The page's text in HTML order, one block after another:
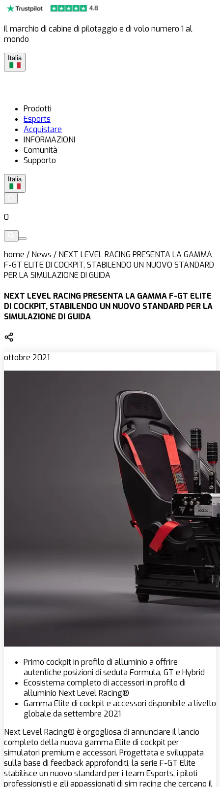
Il marchio di cabine di pilotaggio e di volo numero 1 al
mondo
Italia
Prodotti
Esports
Acquistare
INFORMAZIONI
Comunità
Supporto
Italia
0
home / News / NEXT LEVEL RACING PRESENTA LA GAMMA
F-GT ELITE DI COCKPIT, STABILENDO UN NUOVO STANDARD
PER LA SIMULAZIONE DI GUIDA
NEXT LEVEL RACING PRESENTA LA GAMMA F-GT ELITE
DI COCKPIT, STABILENDO UN NUOVO STANDARD PER LA
SIMULAZIONE DI GUIDA
ottobre 2021
Primo cockpit in profilo di alluminio a offrire
autentiche posizioni di seduta Formula, GT e Hybrid
Ecosistema completo di accessori in profilo di
alluminio Next Level Racing®
Gamma Elite di cockpit e accessori disponibile a livello
globale da settembre 2021
Next Level Racing® è orgogliosa di annunciare il lancio
completo della nuova gamma Elite di cockpit per
simulatori premium e accessori. Progettata e sviluppata
sulla base di feedback approfonditi, la serie F-GT Elite
stabilisce un nuovo standard per i team Esports, i piloti
professionisti e gli appassionati di sim racing che cercano il